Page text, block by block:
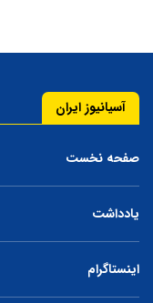
آسیانیوز ایران
صفحه نخست
یادداشت
اینستاگرام